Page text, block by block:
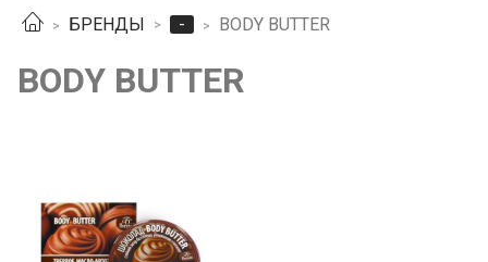
БРЕНДЫ - BODY BUTTER
BODY BUTTER